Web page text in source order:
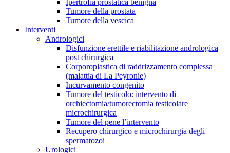
Tumore della prostata
Tumore della vescica
Interventi
Andrologici
Disfunzione erettile e riabilitazione andrologica
post chirurgica
Corporoplastica di raddrizzamento complessa
(malattia di La Peyronie)
Incurvamento congenito
Tumore del testicolo: intervento di
orchiectomia/tumorectomia testicolare
microchirurgica
Tumore del pene l’intervento
Recupero chirurgico e microchirurgia degli
spermatozoi
Urologici